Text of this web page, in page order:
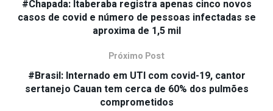
#Chapada: Itaberaba registra apenas cinco novos
casos de covid e número de pessoas infectadas se
aproxima de 1,5 mil
Próximo Post
#Brasil: Internado em UTI com covid-19, cantor
sertanejo Cauan tem cerca de 60% dos pulmões
comprometidos